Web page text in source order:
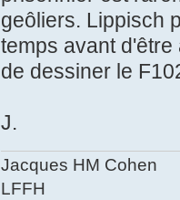
geôliers. Lippisch
temps avant
de dessiner le
J.
Jacques HM Cohen
LFFH